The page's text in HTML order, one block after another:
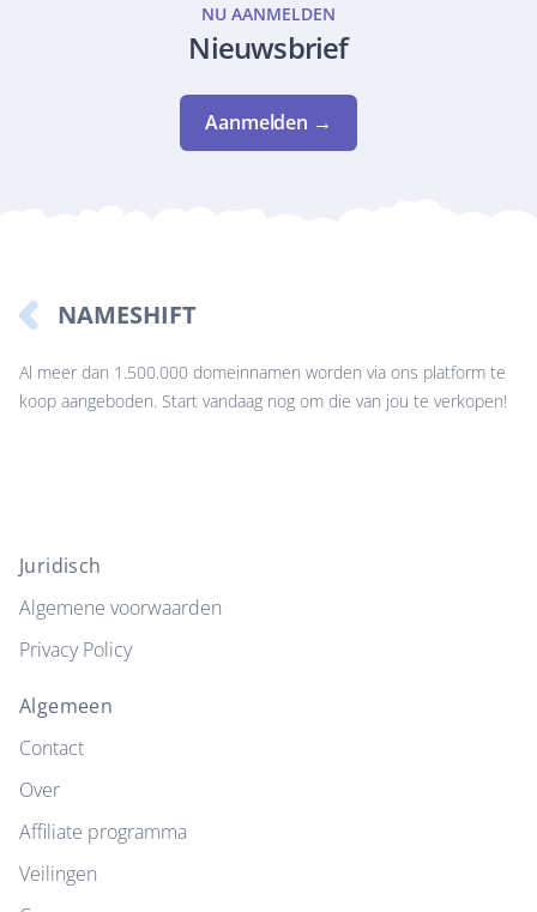
NU AANMELDEN
Nieuwsbrief
Aanmelden →
NAMESHIFT
Al meer dan 1.500.000 domeinnamen worden via ons platform te
koop aangeboden. Start vandaag nog om die van jou te verkopen!
Juridisch
Algemene voorwaarden
Privacy Policy
Algemeen
Contact
Over
Affiliate programma
Veilingen